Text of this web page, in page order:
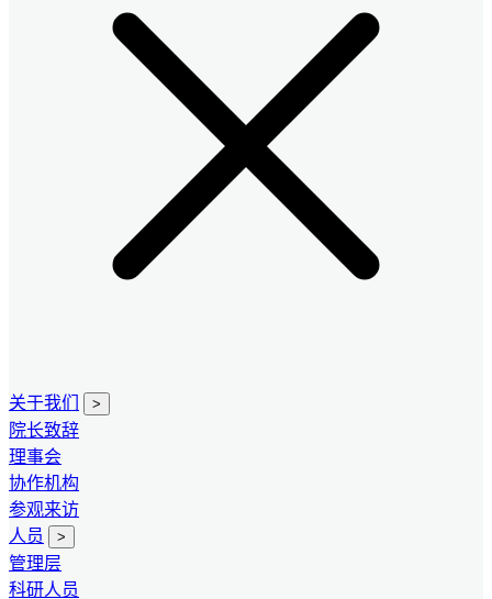
关于我们 >
院长致辞
理事会
协作机构
参观来访
人员
>
管理层
科研人员